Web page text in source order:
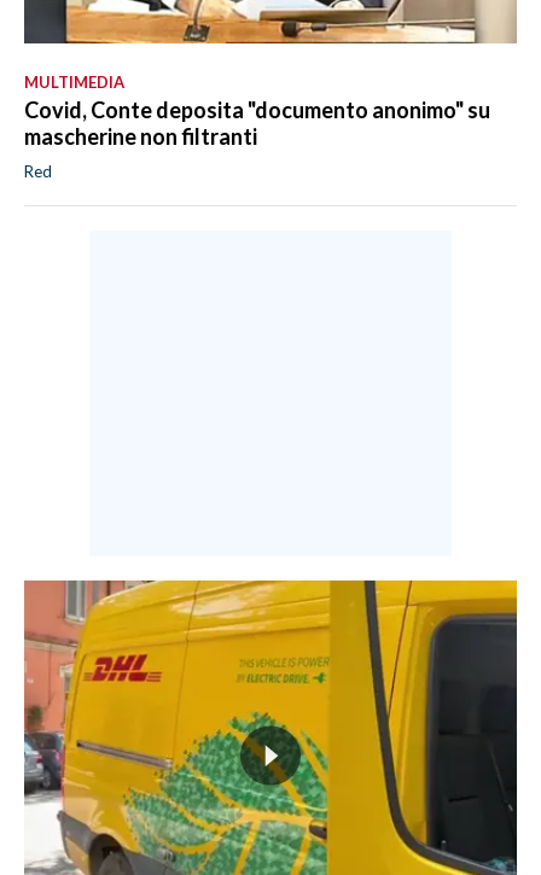
MULTIMEDIA
Covid, Conte deposita "documento anonimo" su
mascherine non filtranti
Red